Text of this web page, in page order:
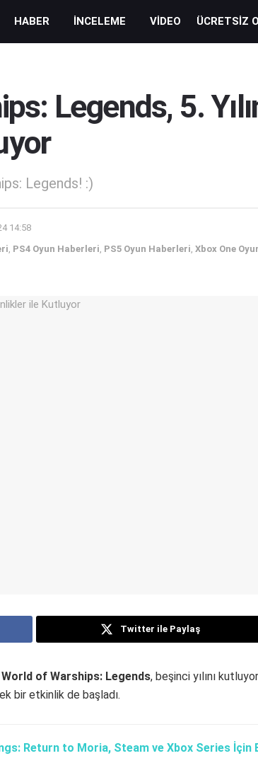
HABER İNCELEME VIDEO ÜCRETSIZ
Legends, 5.
Legends! :)
14:58
, PS4 Oyun Haberleri, PS5 Oyun Haberleri, Xbox One
Twitter ile Paylaş
World of Warships: Legends, beşinci yılını
bir etkinlik de başladı.
Return to Moria, Steam ve Xbox Series İçin